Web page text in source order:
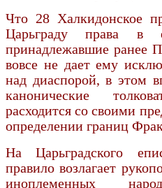
Что 28 Халкидонское
Царьграду права в
принадлежавшие ранее
вовсе не дает ему
над диаспорой, в этом
канониче­ские
расходится со своими
определении границ
На Царьградского
правило возлагает
иноплеменных